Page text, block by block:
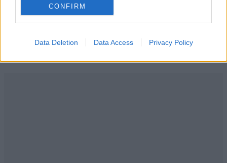
CONFIRM
Data Deletion Data Access Privacy Policy